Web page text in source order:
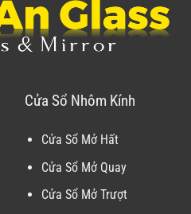
Cửa Sổ Nhôm Kính
Cửa Sổ Mở Hất
Cửa Sổ Mở Quay
Cửa Sổ Mở Trượt